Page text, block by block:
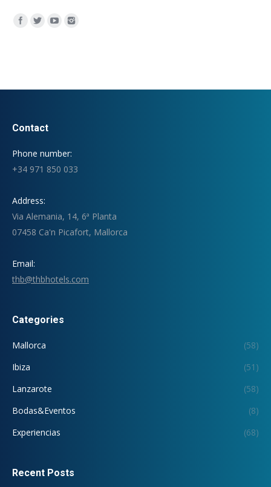
Encuéntranos en:
Contact
Phone number:
+34 971 850 033
Address:
Via Alemania, 14, 6ª Planta
07458 Ca'n Picafort, Mallorca
Email:
thb@thbhotels.com
Categories
Mallorca
(58)
Ibiza
(51)
Lanzarote
(58)
Bodas&Eventos
(8)
Experiencias
(68)
Recent Posts